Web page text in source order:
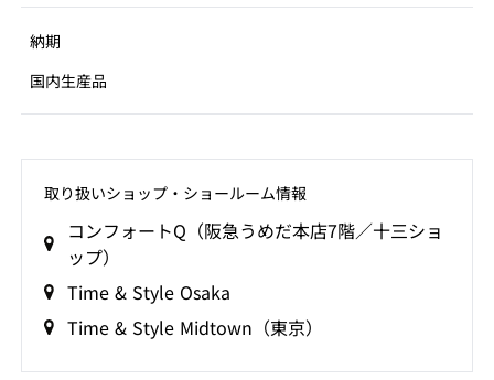
間に新鮮な現代の日本の空気が漂うことを期待していま
す。
納期
国内生産品
取り扱いショップ‧ショールーム情報
コンフォートQ（阪急うめだ本店7階／十三ショ
ップ）
Time & Style Osaka
Time & Style Midtown（東京）